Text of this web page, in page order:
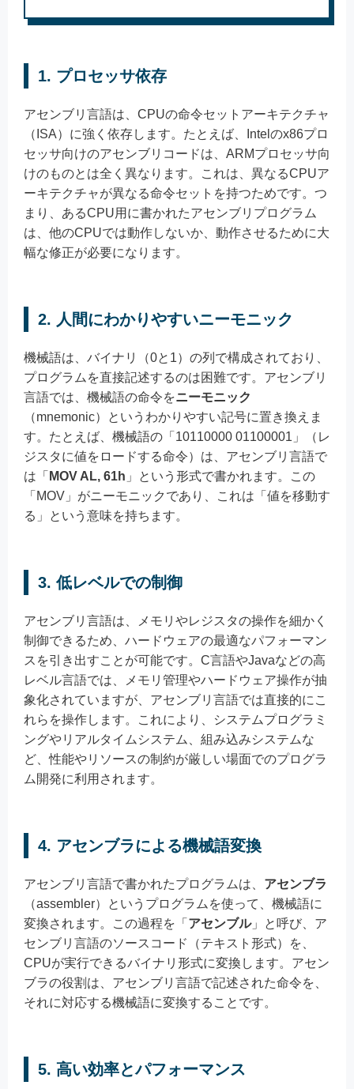
1. プロセッサ依存
アセンブリ言語は、CPUの命令セットアーキテクチャ
（ISA）に強く依存します。たとえば、Intelのx86プロ
セッサ向けのアセンブリコードは、ARMプロセッサ向
けのものとは全く異なります。これは、異なるCPUア
ーキテクチャが異なる命令セットを持つためです。つ
まり、あるCPU用に書かれたアセンブリプログラム
は、他のCPUでは動作しないか、動作させるために大
幅な修正が必要になります。
2. 人間にわかりやすいニーモニック
機械語は、バイナリ（0と1）の列で構成されており、
プログラムを直接記述するのは困難です。アセンブリ
言語では、機械語の命令をニーモニック
（mnemonic）というわかりやすい記号に置き換えま
す。たとえば、機械語の「10110000 01100001」（レ
ジスタに値をロードする命令）は、アセンブリ言語で
は「 MOV AL, 61h 」という形式で書かれます。この
「MOV」がニーモニックであり、これは「値を移動す
る」という意味を持ちます。
3.低レベルでの制御
アセンブリ言語は、メモリやレジスタの操作を細かく
制御できるため、ハードウェアの最適なパフォーマン
スを引き出すことが可能です。C言語やJavaなどの高
レベル言語では、メモリ管理やハードウェア操作が抽
象化されていますが、アセンブリ言語では直接的にこ
れらを操作します。これにより、システムプログラミ
ングやリアルタイムシステム、組み込みシステムな
ど、性能やリソースの制約が厳しい場面でのプログラ
ム開発に利用されます。
4. アセンブラによる機械語変換
アセンブリ言語で書かれたプログラムは、 アセンブラ
（assembler）というプログラムを使って、機械語に
変換されます。この過程を「 アセンブル」と呼び、ア
センブリ言語のソースコード（テキスト形式）を、
CPUが実行できるバイナリ形式に変換します。アセン
ブラの役割は、アセンブリ言語で記述された命令を、
それに対応する機械語に変換することです。
5. 高い効率とパフォーマンス